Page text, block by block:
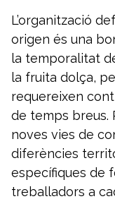
L’organització
origen és una
la temporalitat
la fruita dolça,
requereixen
de temps breus.
noves vies de
diferències
específiques de
treballadors a